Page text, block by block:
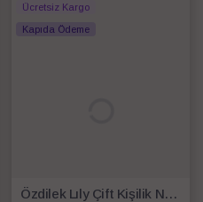
Ücretsiz Kargo
Kapıda Ödeme
Özdilek Lıly Çift Kişilik Nevresim Takımı Lila Beyaz